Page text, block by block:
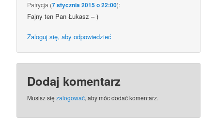
Patrycja (7 stycznia 2015 o 22:00):
Fajny ten Pan Łukasz – )
Zaloguj się, aby odpowiedzieć
Dodaj komentarz
Musisz sięzalogować, aby móc dodać komentarz.